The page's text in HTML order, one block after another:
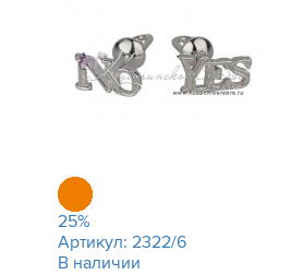
25%
Артикул: 2322/6
В наличии